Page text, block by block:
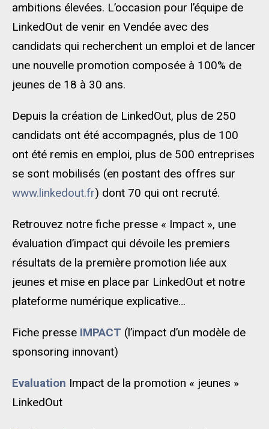
ambitions élevées. L’occasion pour l’équipe de
LinkedOut de venir en Vendée avec des
candidats qui recherchent un emploi et de lancer
une nouvelle promotion composée à 100% de
jeunes de 18 à 30 ans.
Depuis la création de LinkedOut, plus de 250
candidats ont été accompagnés, plus de 100
ont été remis en emploi, plus de 500 entreprises
se sont mobilisés (en postant des offres sur
www.linkedout.fr) dont 70 qui ont recruté.
Retrouvez notre fiche presse « Impact », une
évaluation d’impact qui dévoile les premiers
résultats de la première promotion liée aux
jeunes et mise en place par LinkedOut et notre
plateforme numérique explicative…
Fiche presse IMPACT (l’impact d’un modèle de
sponsoring innovant)
Evaluation Impact de la promotion « jeunes »
LinkedOut